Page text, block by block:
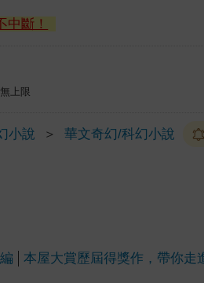
斷！
上限
小說 ＞ 華文奇幻/科幻小說
本屋大賞歷屆得獎作，帶你走